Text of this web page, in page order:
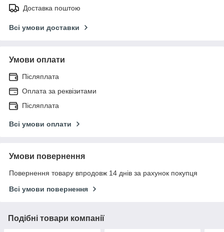
Доставка поштою
Всі умови доставки
Умови оплати
Післяплата
Оплата за реквізитами
Післяплата
Всі умови оплати
Умови повернення
Повернення товару впродовж 14 днів за рахунок покупця
Всі умови повернення
Подібні товари компанії